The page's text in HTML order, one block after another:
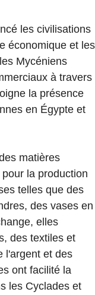
les civilisations
économique et les
Mycéniens
à travers
la présence
en Égypte et
matières
la production
telles que des
des vases en
elles
des textiles et
l'argent et des
ont facilité la
les Cyclades et